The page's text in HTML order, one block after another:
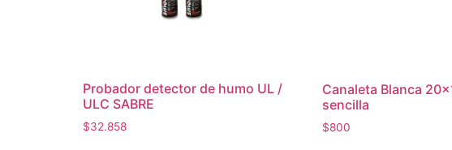
Probador detector de humo UL /
ULC SABRE
$32.858
Canaleta Blanca
sencilla
$800